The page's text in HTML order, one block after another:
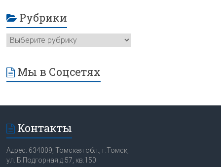
Рубрики
Мы в Соцсетях
Контакты
Адрес: 634009, Томская обл., г.Томск,
ул. Б.Подгорная д.57, кв.150